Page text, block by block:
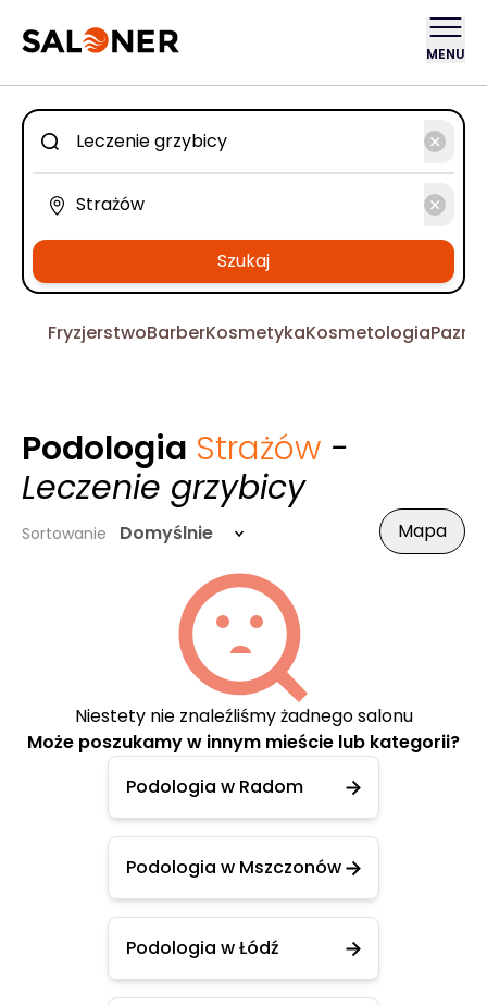
MENU
Szukaj
FryzjerstwoBarberKosmetykaKosmetologia
Podologia Strażów -
Leczenie grzybicy
Sortowanie Domyślnie Mapa
Niestety nie znaleźliśmy żadnego salonu
Może poszukamy w innym mieście lub kategorii?
Podologia w Radom
Podologia w Mszczonów
Podologia w Łódź